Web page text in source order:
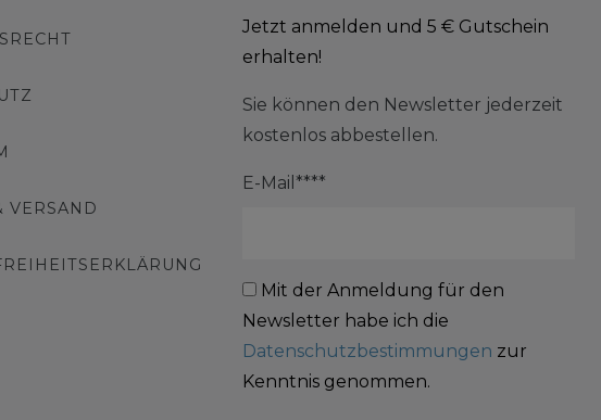
VERSAND
Jetzt anmelden und 5 € Gutschein
erhalten!
Sie können den Newsletter jederzeit
kostenlos abbestellen.
E-Mail****
Mit der Anmeldung für den
Newsletter habe ich die
Datenschutzbestimmungen zur
Kenntnis genommen.